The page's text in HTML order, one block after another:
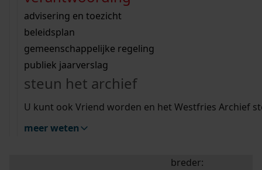
bouwvergunningen
omgevingsvergunningen
vergunningen
beeld en geluid
uitleg nodig?
Wij helpen u op weg met een aantal zoektips.
bekijk alle zoektips
Wij helpen u op weg met een aantal zoektips.
bekijk alle zoektips
bekijk ons geschiedenislokaal
advisering en toezicht
beleidsplan
gemeenschappelijke regeling
publiek jaarverslag
steun het archief
U kunt ook Vriend worden en het Westfries Archief
meer weten
zoektips
Mijn Studiezaal (inloggen)
uw zoekopdracht te
breder: